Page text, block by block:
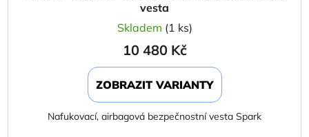
vesta
Skladem (1 ks)
10 480 Kč
ZOBRAZIT VARIANTY
Nafukovací, airbagová bezpečnostní vesta Spark